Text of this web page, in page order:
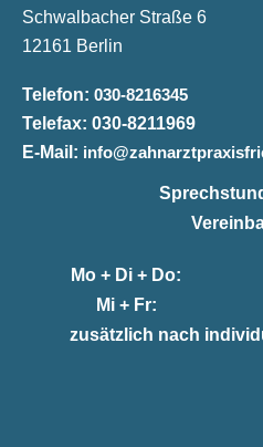
Schwalbacher Straße 6
12161 Berlin
Telefon: 030-8216345
Telefax: 030-8211969
E-Mail:
Mo + Di + Do:
Mi + Fr:
zusätzlich nach